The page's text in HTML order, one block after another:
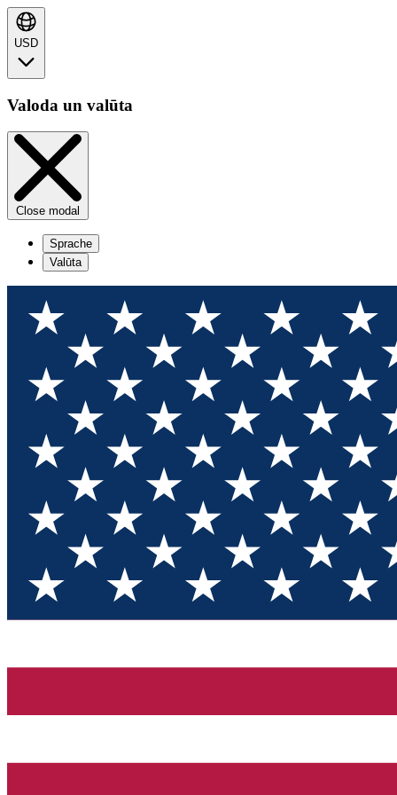
USD
Valoda un valūta
Close modal
Sprache
Valūta